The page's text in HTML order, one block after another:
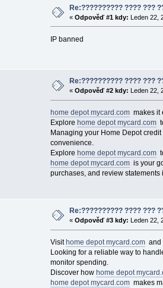
Re:?????????? ???? ???
«Odpověď #1 kdy: Leden 22,
IP banned
Re:?????????? ???? ???
«Odpověď #2 kdy: Leden 22,
home depot mycard.commakes it
Explore home depot mycard.com
Managing your Home Depot
convenience.
Explore home depot mycard.com
home depot mycard.comis your
purchases, and review statements
Re:?????????? ???? ???
«Odpověď #3 kdy: Leden 22,
Visit home depot mycard.comand
Looking for a reliable way to
monitor spending.
Discover how home depot
home depot mycard.commakes